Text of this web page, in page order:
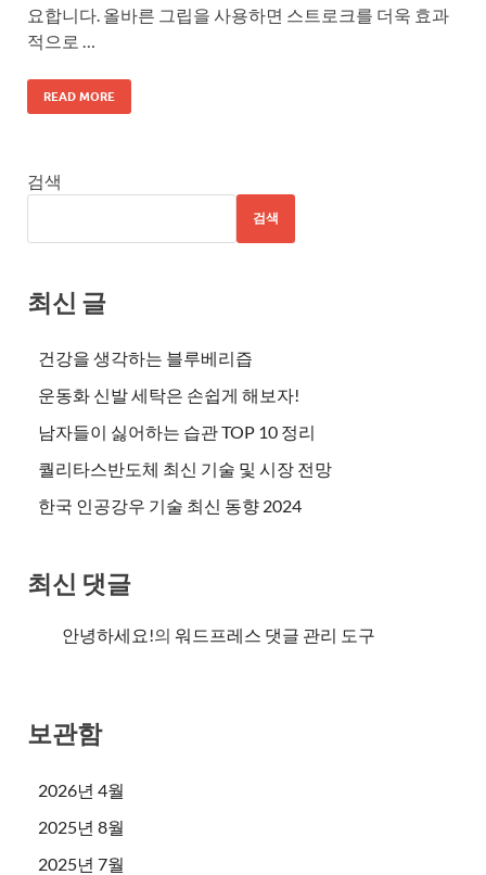
요합니다. 올바른 그립을 사용하면 스트로크를 더욱 효과
적으로 …
READ MORE
검색
검색
최신 글
건강을 생각하는 블루베리즙
운동화 신발 세탁은 손쉽게 해보자!
남자들이 싫어하는 습관 TOP 10 정리
퀄리타스반도체 최신 기술 및 시장 전망
한국 인공강우 기술 최신 동향 2024
최신 댓글
안녕하세요!의 워드프레스 댓글 관리 도구
보관함
2026년 4월
2025년 8월
2025년 7월